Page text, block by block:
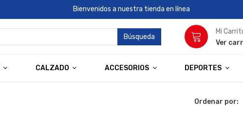
Bienvenidos a nuestra tienda en línea
Búsqueda
Mi
Ver
CALZADO ACCESORIOS DEPORTES
Ordenar por: